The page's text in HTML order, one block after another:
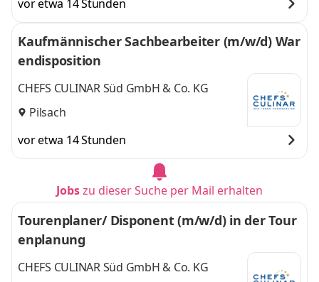
vor etwa 14 Stunden
Kaufmännischer Sachbearbeiter (m/w/d) War
endisposition
CHEFS CULINAR Süd GmbH & Co. KG
Pilsach
vor etwa 14 Stunden
Jobszu dieser Suche per Mail erhalten
Tourenplaner/ Disponent (m/w/d) in der Tour
enplanung
CHEFS CULINAR Süd GmbH & Co. KG